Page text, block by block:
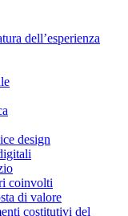
dell’esperienza
design
coinvolti
di valore
costitutivi del